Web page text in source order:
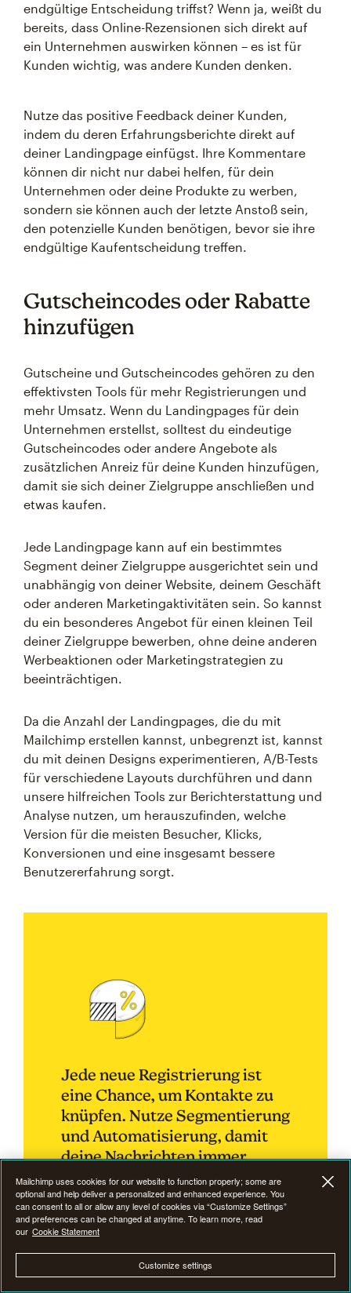
endgültige Entscheidung triffst? Wenn ja, weißt du
bereits, dass Online-Rezensionen sich direkt auf
ein Unternehmen auswirken können – es ist für
Kunden wichtig, was andere Kunden denken.
Nutze das positive Feedback deiner Kunden,
indem du deren Erfahrungsberichte direkt auf
deiner Landingpage einfügst. Ihre Kommentare
können dir nicht nur dabei helfen, für dein
Unternehmen oder deine Produkte zu werben,
sondern sie können auch der letzte Anstoß sein,
den potenzielle Kunden benötigen, bevor sie ihre
endgültige Kaufentscheidung treffen.
Gutscheincodes oder Rabatte
hinzufügen
Gutscheine und Gutscheincodes gehören zu den
effektivsten Tools für mehr Registrierungen und
mehr Umsatz. Wenn du Landingpages für dein
Unternehmen erstellst, solltest du eindeutige
Gutscheincodes oder andere Angebote als
zusätzlichen Anreiz für deine Kunden hinzufügen,
damit sie sich deiner Zielgruppe anschließen und
etwas kaufen.
Jede Landingpage kann auf ein bestimmtes
Segment deiner Zielgruppe ausgerichtet sein und
unabhängig von deiner Website, deinem Geschäft
oder anderen Marketingaktivitäten sein. So kannst
du ein besonderes Angebot für einen kleinen Teil
deiner Zielgruppe bewerben, ohne deine anderen
Werbeaktionen oder Marketingstrategien zu
beeinträchtigen.
Da die Anzahl der Landingpages, die du mit
Mailchimp erstellen kannst, unbegrenzt ist, kannst
du mit deinen Designs experimentieren, A/B-Tests
für verschiedene Layouts durchführen und dann
unsere hilfreichen Tools zur Berichterstattung und
Analyse nutzen, um herauszufinden, welche
Version für die meisten Besucher, Klicks,
Konversionen und eine insgesamt bessere
Benutzererfahrung sorgt.
Jede neue Registrierung ist
eine Chance, um Kontakte zu
knüpfen. Nutze Segmentierung
und Automatisierung, damit
deine Nachrichten immer
relevant sind.
Ein Angebot erstellen
Mailchimp uses cookies for our website to function properly; some are
optional and help deliver a personalized and enhanced experience. You
can consent to all or allow any level of cookies via “Customize Settings”
and preferences can be changed at anytime. To learn more, read
our Cookie Statement
Customize settings